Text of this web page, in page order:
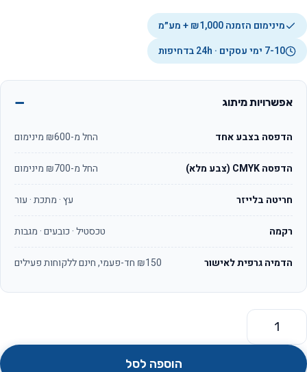
מינימום הזמנה ₪1,000 + מע״מ
7-10 ימי עסקים · 24h בדחיפות
אפשרויות מיתוג
הדפסה בצבע אחד החל מ-₪600 מינימום
הדפסה CMYK (צבע מלא) החל מ-₪700 מינימום
חריטה בלייזר עץ · מתכת · עור
רקמה טכסטיל · כובעים · מגבות
הדמיה גרפית לאישור ₪150 חד-פעמי, חינם ללקוחות פעילים
כמות של סטנד מעוצב למשקאות כגלובוס דגם אמדאוס
הוספה לסל